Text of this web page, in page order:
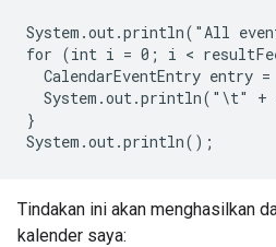
System.out.println("All
for (int i = 0; i <
CalendarEventEntry entry
System.out.println("\t"
}
Tindakan ini akan menghasilkan
kalender saya: